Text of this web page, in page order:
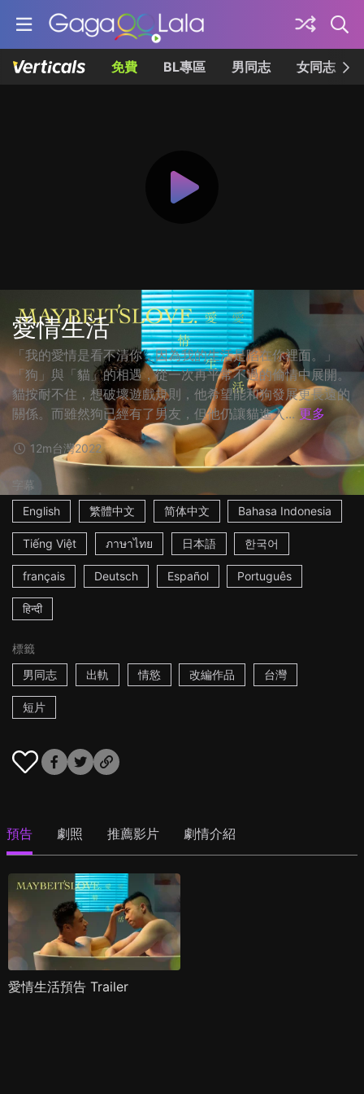
免費 BL專區 男同志 女同志
愛情生活
「我的愛情是看不清你，因為我的生活是陷在你裡面。」
「狗」與「貓」的相遇，從一次再平常不過的偷情中展開。
貓按耐不住，想破壞遊戲規則，他希望能和狗發展更長遠的
關係。而雖然狗已經有了男友，但他仍讓貓進入... 更多
12m台灣2022
字幕
English
繁體中文 简体中文 Bahasa Indonesia
Tiếng Việt ภาษาไทย 日本語 한국어
français Deutsch Español Português
हिन्दी
標籤
男同志
出軌 情慾 改編作品 台灣
短片
預告 劇照 推薦影片 劇情介紹
愛情生活預告 Trailer